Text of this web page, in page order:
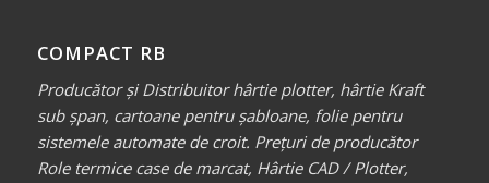
COMPACT RB
Producător și Distribuitor hârtie plotter, hârtie Kraft
sub șpan, cartoane pentru șabloane, folie pentru
sistemele automate de croit. Prețuri de producător
Role termice case de marcat, Hârtie CAD / Plotter,